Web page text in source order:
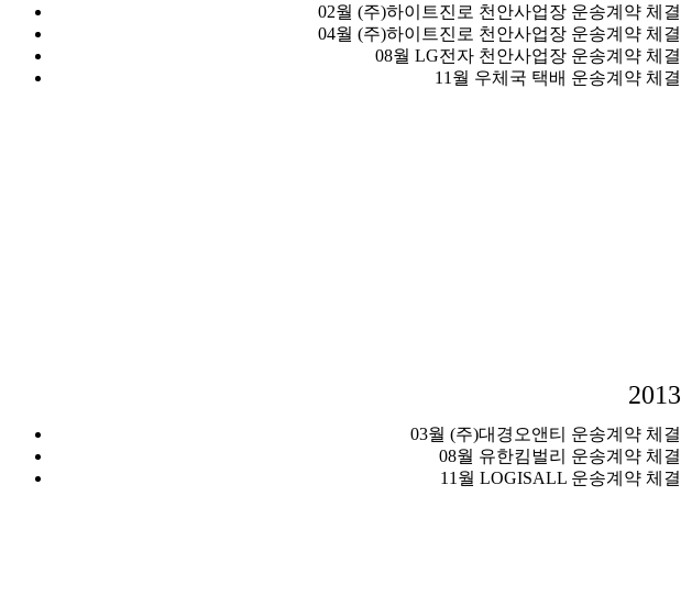
02월 (주)하이트진로 천안사업장 운송계약 체결
04월 (주)하이트진로 천안사업장 운송계약 체결
08월 LG전자 천안사업장 운송계약 체결
11월 우체국 택배 운송계약 체결
2013
03월 (주)대경오앤티 운송계약 체결
08월 유한킴벌리 운송계약 체결
11월 LOGISALL 운송계약 체결